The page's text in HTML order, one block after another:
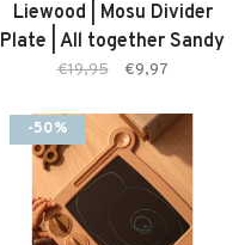
Liewood | Mosu Divider
Plate | All together Sandy
€19,95 €9,97
-50%